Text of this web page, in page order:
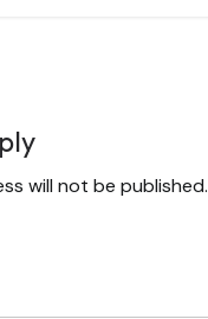
will not be published.